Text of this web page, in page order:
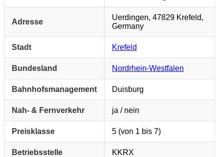
Adresse
Uerdingen, 47829 Krefeld,
Germany
Stadt Krefeld
Bundesland Nordrhein-Westfalen
Bahnhofsmanagement Duisburg
Nah- & Fernverkehr ja / nein
Preisklasse 5 (von 1 bis 7)
Betriebsstelle KKRX